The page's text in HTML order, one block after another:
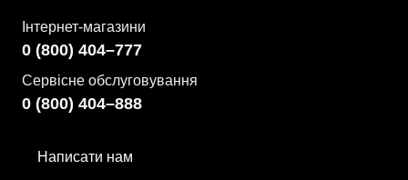
Інтернет-магазини
0 (800) 404–777
Сервісне обслуговування
0 (800) 404–888
Написати нам